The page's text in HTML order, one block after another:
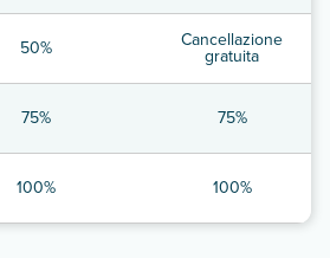
50% Cancellazione
gratuita
75% 75%
100% 100%